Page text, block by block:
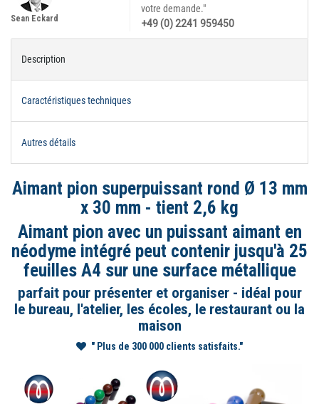
votre demande."
+49 (0) 2241 959450
Sean Eckard
Description
Caractéristiques techniques
Autres détails
Aimant pion superpuissant rond Ø 13 mm
x 30 mm - tient 2,6 kg
Aimant pion avec un puissant aimant en
néodyme intégré peut contenir jusqu'à 25
feuilles A4 sur une surface métallique
parfait pour présenter et organiser - idéal pour
le bureau, l'atelier, les écoles, le restaurant ou la
maison
" Plus de 300 000 clients satisfaits."